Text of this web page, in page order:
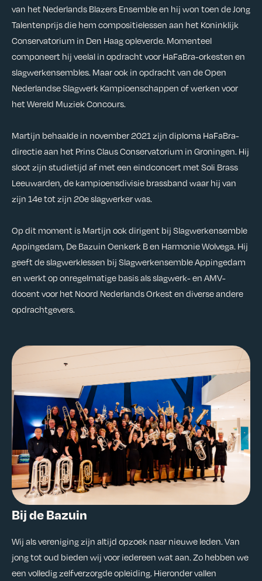
van het Nederlands Blazers Ensemble en hij won toen de Jong
Talentenprijs die hem compositielessen aan het Koninklijk
Conservatorium in Den Haag opleverde. Momenteel
componeert hij veelal in opdracht voor HaFaBra-orkesten en
slagwerkensembles. Maar ook in opdracht van de Open
Nederlandse Slagwerk Kampioenschappen of werken voor
het Wereld Muziek Concours.
Martijn behaalde in november 2021 zijn diploma HaFaBra-
directie aan het Prins Claus Conservatorium in Groningen. Hij
sloot zijn studietijd af met een eindconcert met Soli Brass
Leeuwarden, de kampioensdivisie brassband waar hij van
zijn 14e tot zijn 20e slagwerker was.
Op dit moment is Martijn ook dirigent bij Slagwerkensemble
Appingedam, De Bazuin Oenkerk B en Harmonie Wolvega. Hij
geeft de slagwerklessen bij Slagwerkensemble Appingedam
en werkt op onregelmatige basis als slagwerk- en AMV-
docent voor het Noord Nederlands Orkest en diverse andere
opdrachtgevers.
Bij de Bazuin
Wij als vereniging zijn altijd opzoek naar nieuwe leden. Van
jong tot oud bieden wij voor iedereen wat aan. Zo hebben we
een volledig zelfverzorgde opleiding. Hieronder vallen